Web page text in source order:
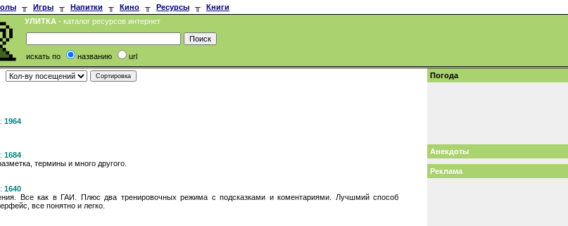
╥ Игры ╥ Напитки ╥ Кино ╥ Ресурсы ╥
Книги
УЛИТКА - каталог ресурсов интернет
искать по названию url
1964
1684
термины и много другого.
1640
Все как в ГАИ. Плюс два тренировочных режима с подсказками и коментариями. Лучшмий способ
все понятно и легко.
Погода
Анекдоты
Реклама